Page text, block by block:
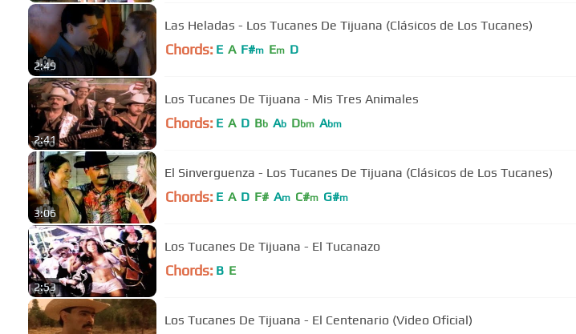
2:49
Las Heladas - Los Tucanes De Tijuana (Clásicos de Los Tucanes)
Chords: E A F#m Em D
2:41
Los Tucanes De Tijuana - Mis Tres Animales
Chords: E A D Bb Ab Dbm Abm
3:06
El Sinverguenza - Los Tucanes De Tijuana (Clásicos de Los Tucanes)
Chords: E A D F# Am C#m G#m
2:53
Los Tucanes De Tijuana - El Tucanazo
Chords: B E
Los Tucanes De Tijuana - El Centenario (Video Oficial)